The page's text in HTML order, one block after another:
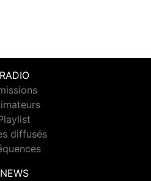
RADIO
diffusés
NEWS